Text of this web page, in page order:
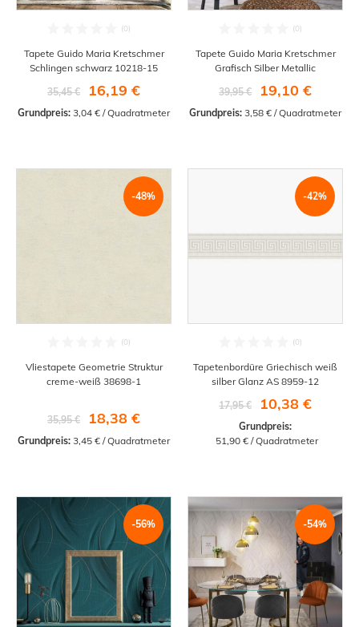
Tapete Guido Maria Kretschmer
Schlingen schwarz 10218-15
35,45 €
16,19 €
Grundpreis: 3,04 € / Quadratmeter
Tapete Guido Maria Kretschmer
Grafisch Silber Metallic
39,95 €
19,10 €
Grundpreis: 3,58 € / Quadratmeter
-48%
Vliestapete Geometrie Struktur
creme-weiß 38698-1
35,95 € 18,38 €
Grundpreis: 3,45 € / Quadratmeter
-42%
Tapetenbordüre Griechisch weiß
silber Glanz AS 8959-12
17,95 €
10,38 €
Grundpreis:
51,90 € / Quadratmeter
-56% -54%